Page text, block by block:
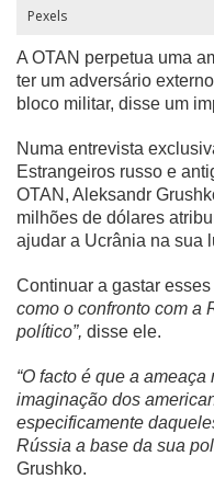
Anuncie
Cinema
Agenda Cultural
Anuncie
Fale Conosco
Pexels
A OTAN perpetua uma
ter um adversário
bloco militar, disse um
Numa entrevista
Estrangeiros russo e
OTAN, Aleksandr
milhões de dólares
ajudar a Ucrânia na sua
Continuar a gastar
como o confronto com a
político”, disse ele.
“O facto é que a
imaginação dos
especificamente
Rússia a base da sua
Grushko.